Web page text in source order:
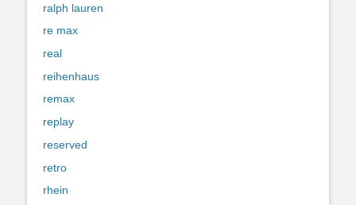
ralph lauren
re max
real
reihenhaus
remax
replay
reserved
retro
rhein